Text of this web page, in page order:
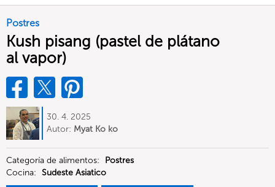
Postres
Kush pisang (pastel de plátano
al vapor)
30. 4. 2025
Autor: Myat Ko ko
Categoría de alimentos:
Postres
Cocina: Sudeste Asiatico